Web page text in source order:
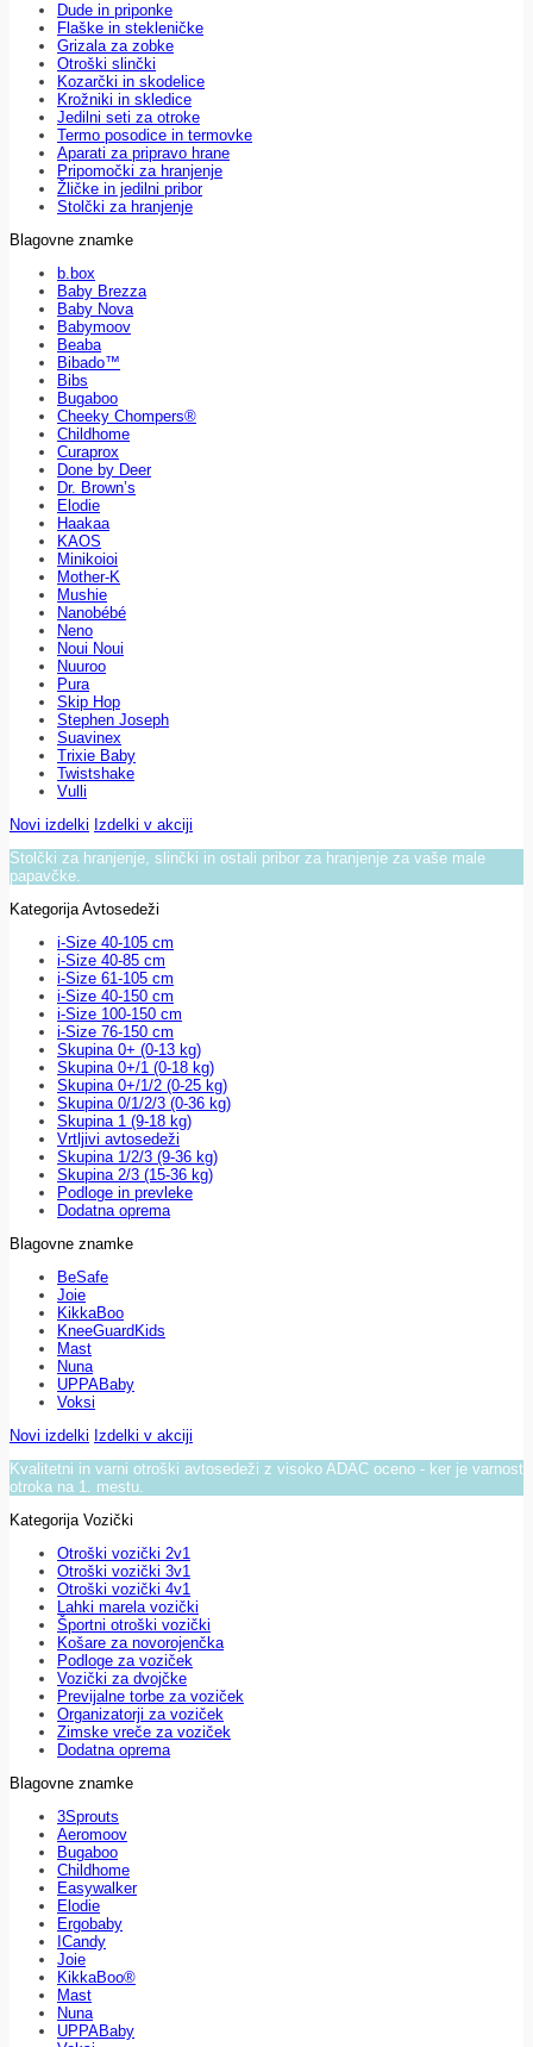
Dude in priponke
Flaške in stekleničke
Grizala za zobke
Otroški slinčki
Kozarčki in skodelice
Krožniki in skledice
Jedilni seti za otroke
Termo posodice in termovke
Aparati za pripravo hrane
Pripomočki za hranjenje
Žličke in jedilni pribor
Stolčki za hranjenje
Blagovne znamke
b.box
Baby Brezza
Baby Nova
Babymoov
Beaba
Bibado™
Bibs
Bugaboo
Cheeky Chompers®
Childhome
Curaprox
Done by Deer
Dr. Brown’s
Elodie
Haakaa
KAOS
Minikoioi
Mother-K
Mushie
Nanobébé
Neno
Noui Noui
Nuuroo
Pura
Skip Hop
Stephen Joseph
Suavinex
Trixie Baby
Twistshake
Vulli
Novi izdelki Izdelki v akciji
Stolčki za hranjenje, slinčki in ostali pribor za hranjenje za vaše male
papavčke.
Kategorija Avtosedeži
i-Size 40-105 cm
i-Size 40-85 cm
i-Size 61-105 cm
i-Size 40-150 cm
i-Size 100-150 cm
i-Size 76-150 cm
Skupina 0+ (0-13 kg)
Skupina 0+/1 (0-18 kg)
Skupina 0+/1/2 (0-25 kg)
Skupina 0/1/2/3 (0-36 kg)
Skupina 1 (9-18 kg)
Vrtljivi avtosedeži
Skupina 1/2/3 (9-36 kg)
Skupina 2/3 (15-36 kg)
Podloge in prevleke
Dodatna oprema
Blagovne znamke
BeSafe
Joie
KikkaBoo
KneeGuardKids
Mast
Nuna
UPPABaby
Voksi
Novi izdelki Izdelki v akciji
Kvalitetni in varni otroški avtosedeži z visoko ADAC oceno - ker je varnost
otroka na 1. mestu.
Kategorija Vozički
Otroški vozički 2v1
Otroški vozički 3v1
Otroški vozički 4v1
Lahki marela vozički
Športni otroški vozički
Košare za novorojenčka
Podloge za voziček
Vozički za dvojčke
Previjalne torbe za voziček
Organizatorji za voziček
Zimske vreče za voziček
Dodatna oprema
Blagovne znamke
3Sprouts
Aeromoov
Bugaboo
Childhome
Easywalker
Elodie
Ergobaby
ICandy
Joie
KikkaBoo®
Mast
Nuna
UPPABaby